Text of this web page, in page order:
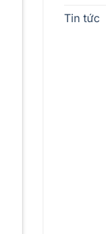
Tin tức